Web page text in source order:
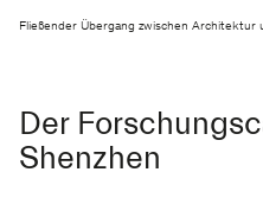
Fließender Übergang zwischen Architektur
Der
Shenzhen